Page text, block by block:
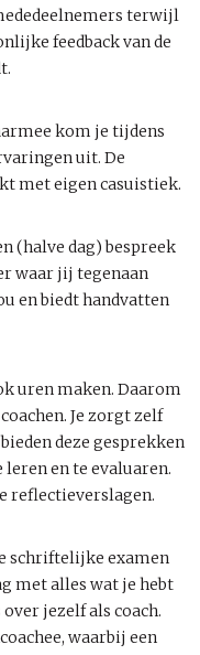
terwijl
feedback van de
kom je tijdens
uit. De
met eigen casuistiek.
(halve dag) bespreek
waar jij tegenaan
en biedt handvatten
uren maken. Daarom
Je zorgt zelf
deze gesprekken
en te evaluaren.
reflectieverslagen.
schriftelijke examen
met alles wat je hebt
jezelf als coach.
waarbij een